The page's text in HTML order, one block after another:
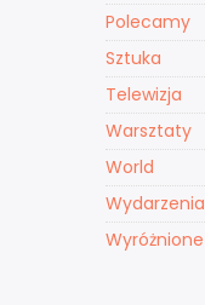
Polecamy
Sztuka
Telewizja
Warsztaty
World
Wydarzenia
Wyróżnione